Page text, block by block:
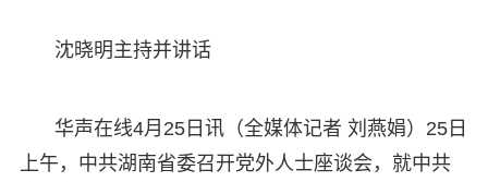
沈晓明主持并讲话
华声在线4月25日讯（全媒体记者 刘燕娟）25日
上午，中共湖南省委召开党外人士座谈会，就中共